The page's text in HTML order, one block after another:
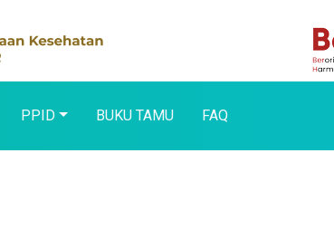
PPID BUKU TAMU FAQ